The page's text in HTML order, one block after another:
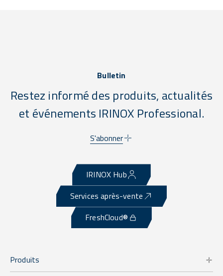
Bulletin
Restez informé des produits, actualités
et événements IRINOX Professional.
S'abonner
IRINOX Hub
Services après-vente
FreshCloud®
Produits